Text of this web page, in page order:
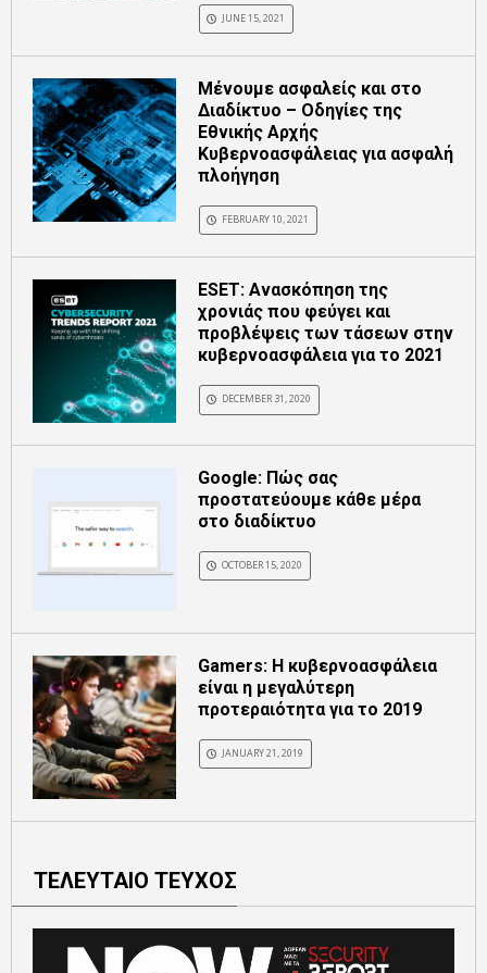
JUNE 15, 2021
Μένουμε ασφαλείς και στο
Διαδίκτυο – Οδηγίες της
Εθνικής Αρχής
Κυβερνοασφάλειας για ασφαλή
πλοήγηση
FEBRUARY 10, 2021
ESET: Ανασκόπηση της
χρονιάς που φεύγει και
προβλέψεις των τάσεων στην
κυβερνοασφάλεια για το 2021
DECEMBER 31, 2020
Google: Πώς σας
προστατεύουμε κάθε μέρα
στο διαδίκτυο
OCTOBER 15, 2020
Gamers: Η κυβερνοασφάλεια
είναι η μεγαλύτερη
προτεραιότητα για το 2019
JANUARY 21, 2019
ΤΕΛΕΥΤΑΙΟ ΤΕΥΧΟΣ